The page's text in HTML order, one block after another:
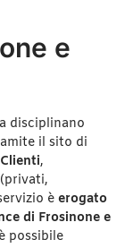
e
disciplinano
il sito di
,
è erogato
di Frosinone e
possibile